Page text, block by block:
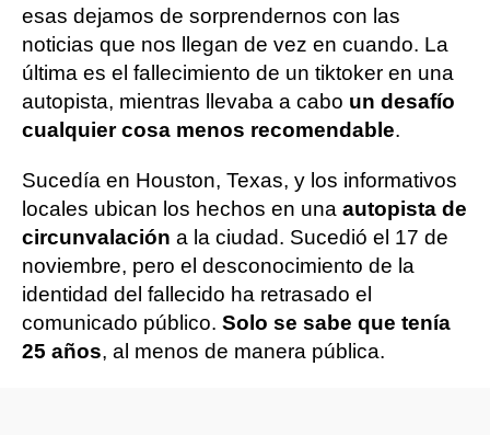
esas dejamos de sorprendernos con las
noticias que nos llegan de vez en cuando. La
última es el fallecimiento de un tiktoker en una
autopista, mientras llevaba a cabo un desafío
cualquier cosa menos recomendable.
Sucedía en Houston, Texas, y los informativos
locales ubican los hechos en una autopista de
circunvalación a la ciudad. Sucedió el 17 de
noviembre, pero el desconocimiento de la
identidad del fallecido ha retrasado el
comunicado público. Solo se sabe que tenía
25 años, al menos de manera pública.